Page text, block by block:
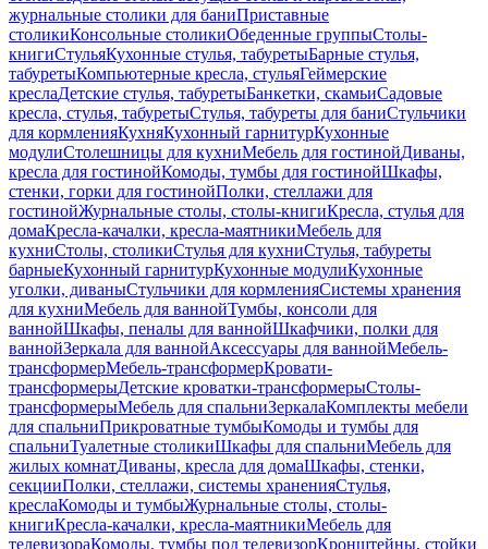
журнальные столики для баниПриставные
столикиКонсольные столикиОбеденные группыСтолы-
книгиСтульяКухонные стулья, табуретыБарные стулья,
табуретыКомпьютерные кресла, стульяГеймерские
креслаДетские стулья, табуретыБанкетки, скамьиСадовые
кресла, стулья, табуретыСтулья, табуреты для баниСтульчики
для кормленияКухняКухонный гарнитурКухонные
модулиСтолешницы для кухниМебель для гостинойДиваны,
кресла для гостинойКомоды, тумбы для гостинойШкафы,
стенки, горки для гостинойПолки, стеллажи для
гостинойЖурнальные столы, столы-книгиКресла, стулья для
домаКресла-качалки, кресла-маятникиМебель для
кухниСтолы, столикиСтулья для кухниСтулья, табуреты
барныеКухонный гарнитурКухонные модулиКухонные
уголки, диваныСтульчики для кормленияСистемы хранения
для кухниМебель для ваннойТумбы, консоли для
ваннойШкафы, пеналы для ваннойШкафчики, полки для
ваннойЗеркала для ваннойАксессуары для ваннойМебель-
трансформерМебель-трансформерКровати-
трансформерыДетские кроватки-трансформерыСтолы-
трансформерыМебель для спальниЗеркалаКомплекты мебели
для спальниПрикроватные тумбыКомоды и тумбы для
спальниТуалетные столикиШкафы для спальниМебель для
жилых комнатДиваны, кресла для домаШкафы, стенки,
секцииПолки, стеллажи, системы храненияСтулья,
креслаКомоды и тумбыЖурнальные столы, столы-
книгиКресла-качалки, кресла-маятникиМебель для
телевизораКомоды, тумбы под телевизорКронштейны, стойки